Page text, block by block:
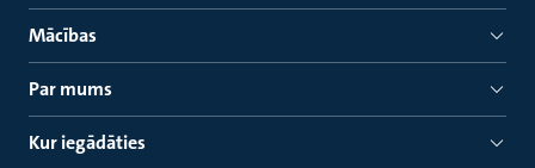
Mācības
Par mums
Kur iegādāties